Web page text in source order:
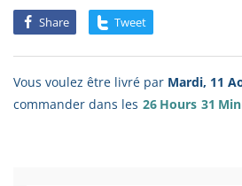
Share Tweet
Vous voulez être livré par Mardi, 11
commander dans les 26 Hours 31